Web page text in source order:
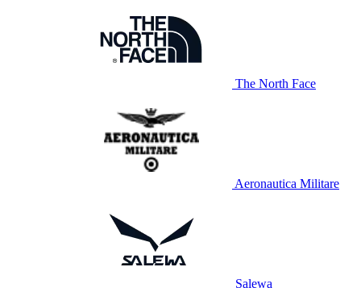
The North Face
Aeronautica Militare
Salewa